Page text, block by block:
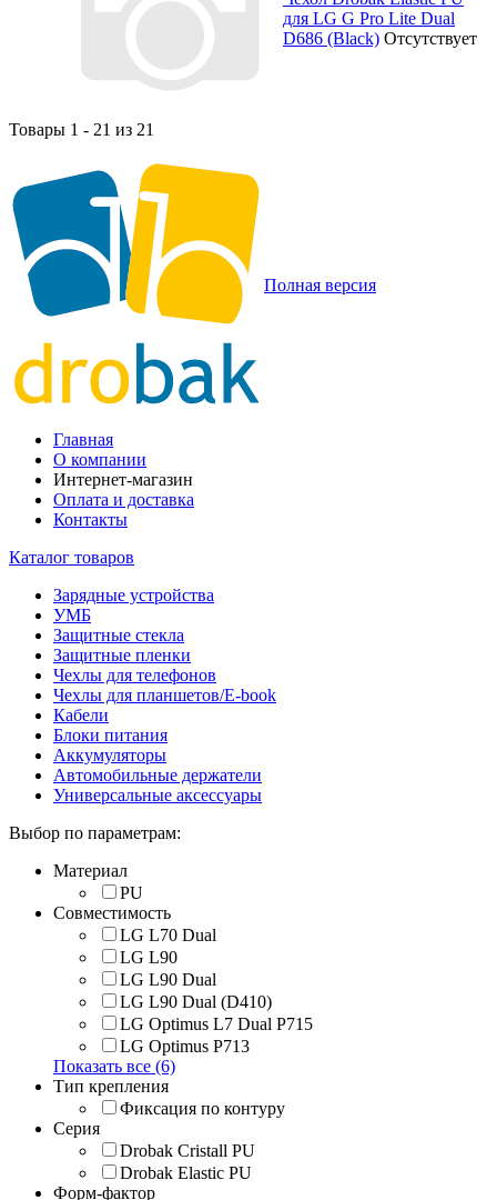
для LG G Pro Lite Dual
D686 (Black) Отсутствует
Товары 1 - 21 из 21
Полная версия
Главная
О компании
Интернет-магазин
Оплата и доставка
Контакты
Каталог товаров
Зарядные устройства
УМБ
Защитные стекла
Защитные пленки
Чехлы для телефонов
Чехлы для планшетов/E-book
Кабели
Блоки питания
Аккумуляторы
Автомобильные держатели
Универсальные аксессуары
Выбор по параметрам:
Материал
PU
Совместимость
LG L70 Dual
LG L90
LG L90 Dual
LG L90 Dual (D410)
LG Optimus L7 Dual P715
LG Optimus P713
Показать все (6)
Тип крепления
Фиксация по контуру
Серия
Drobak Cristall PU
Drobak Elastic PU
Форм-фактор